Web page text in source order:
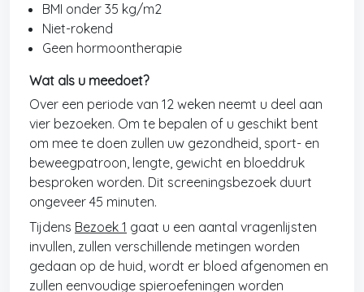
BMI onder 35 kg/m2
Niet-rokend
Geen hormoontherapie
Wat als u meedoet?
Over een periode van 12 weken neemt u deel aan
vier bezoeken. Om te bepalen of u geschikt bent
om mee te doen zullen uw gezondheid, sport- en
beweegpatroon, lengte, gewicht en bloeddruk
besproken worden. Dit screeningsbezoek duurt
ongeveer 45 minuten.
Tijdens Bezoek 1 gaat u een aantal vragenlijsten
invullen, zullen verschillende metingen worden
gedaan op de huid, wordt er bloed afgenomen en
zullen eenvoudige spieroefeningen worden